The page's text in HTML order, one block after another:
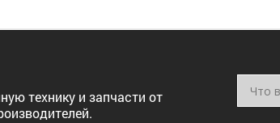
технику и запчасти от